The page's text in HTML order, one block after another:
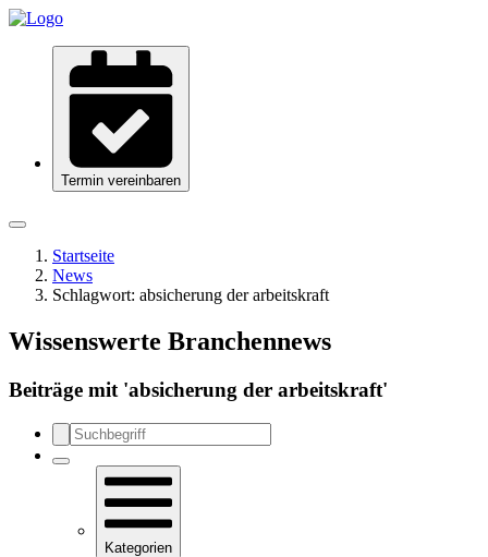
Termin vereinbaren
Startseite
News
Schlagwort: absicherung der arbeitskraft
Wissenswerte Branchennews
Beiträge mit 'absicherung der arbeitskraft'
Kategorien